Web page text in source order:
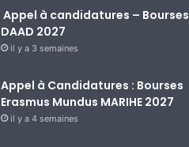
Appel à candidatures – Bourses
DAAD 2027
il y a 3 semaines
Appel à Candidatures : Bourses
Erasmus Mundus MARIHE 2027
il y a 4 semaines